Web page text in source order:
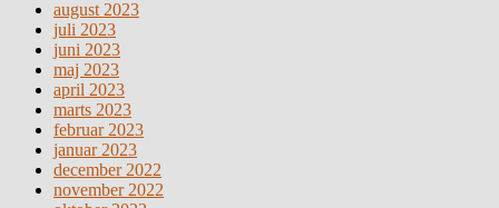
august 2023
juli 2023
juni 2023
maj 2023
april 2023
marts 2023
februar 2023
januar 2023
december 2022
november 2022